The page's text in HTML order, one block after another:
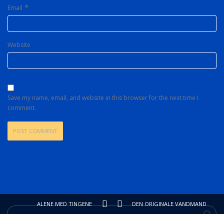
ALENE MED TINGENE DEN ORIGINALE VANDMAND
Email *
Website
Save my name, email, and website in this browser for the next time I
comment.